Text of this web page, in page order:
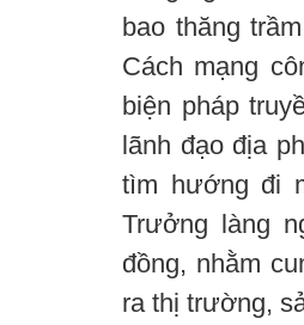
bao thăng
Cách mạng
biện pháp
lãnh đạo địa
tìm hướng đi
Trưởng làng
đồng, nhằm
ra thị trường,